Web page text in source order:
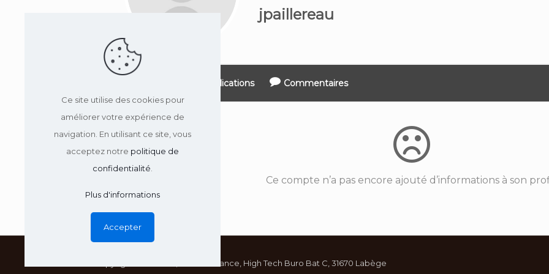
jpaillereau
Publications Commentaires
Ce compte n’a pas encore ajouté d’informations à son
1997-2026 © Copyright Mediware, 45 rue Garance, High Tech Buro Bat C, 31670 Labège
Ce site utilise des cookies pour
améliorer votre expérience de
navigation. En utilisant ce site, vous
acceptez notre politique de
confidentialité
Plus d'informations
Accepter